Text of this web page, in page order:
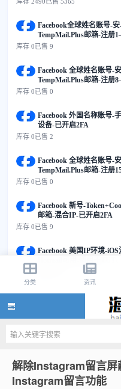
instagram账号购买2元
解除Instagram留言屏
Instagram留言功能